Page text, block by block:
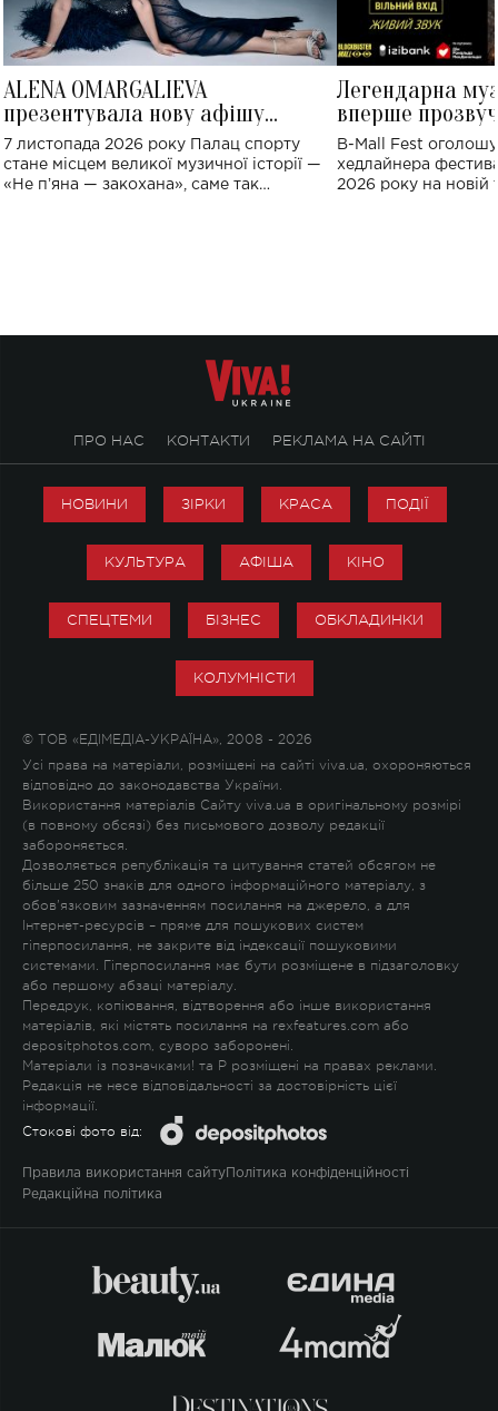
ALENA OMARGALIEVA
презентувала нову афішу
великого концерту в Палаці
спорту
7 листопада 2026 року Палац спорту
стане місцем великої музичної історії —
«Не пʼяна — закохана», саме так
Легендарна
вперше
Україні: де
B-Mall Fest
хедлайнера
2026 року на новій
ПРО НАС КОНТАКТИ РЕКЛАМА НА САЙТІ
НОВИНИ ЗІРКИ КРАСА ПОДІЇ
КУЛЬТУРА АФІША КІНО
СПЕЦТЕМИ БІЗНЕС ОБКЛАДИНКИ
КОЛУМНІСТИ
© ТОВ «ЕДІМЕДІА-УКРАЇНА», 2008 - 2026
Усі права на матеріали, розміщені на сайті viva.ua, охороняються
відповідно до законодавства України.
Використання матеріалів Сайту viva.ua в оригінальному розмірі
(в повному обсязі) без письмового дозволу редакції
забороняється.
Дозволяється републікація та цитування статей обсягом не
більше 250 знаків для одного інформаційного матеріалу, з
обов'язковим зазначенням посилання на джерело, а для
Інтернет-ресурсів – пряме для пошукових систем
гіперпосилання, не закрите від індексації пошуковими
системами. Гіперпосилання має бути розміщене в підзаголовку
або першому абзаці матеріалу.
Передрук, копіювання, відтворення або інше використання
матеріалів, які містять посилання на rexfeatures.com або
depositphotos.com, суворо заборонені.
Матеріали із позначками! та P розміщені на правах реклами.
Редакція не несе відповідальності за достовірність цієї
інформації.
Стокові фото від:
Правила використання сайту Політика конфіденційності
Редакційна політика